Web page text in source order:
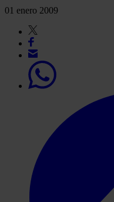
01 enero 2009